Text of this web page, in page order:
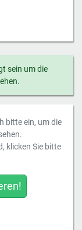
sein um die
bitte ein, um die
klicken Sie bitte